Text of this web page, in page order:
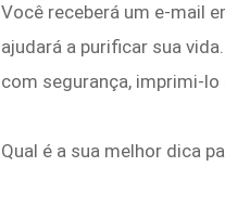
Você receberá um e-mail
ajudará a purificar sua
com segurança, imprimi-
Qual é a sua melhor dica